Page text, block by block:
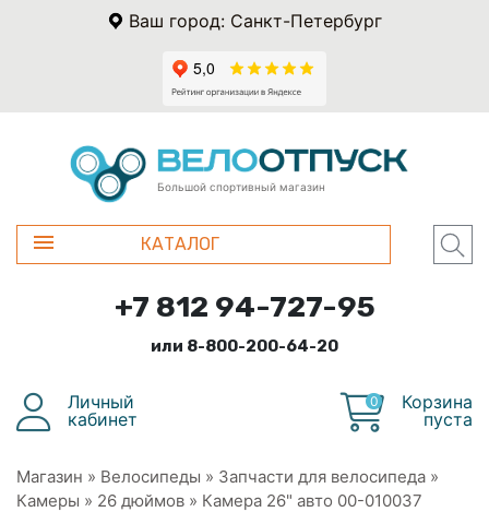
Ваш город: Санкт-Петербург
Большой спортивный магазин
КАТАЛОГ
+7 812 94-727-95
или 8-800-200-64-20
Личный
кабинет
0
Корзина
пуста
Магазин » Велосипеды » Запчасти для велосипеда »
Камеры » 26 дюймов » Камера 26" авто 00-010037